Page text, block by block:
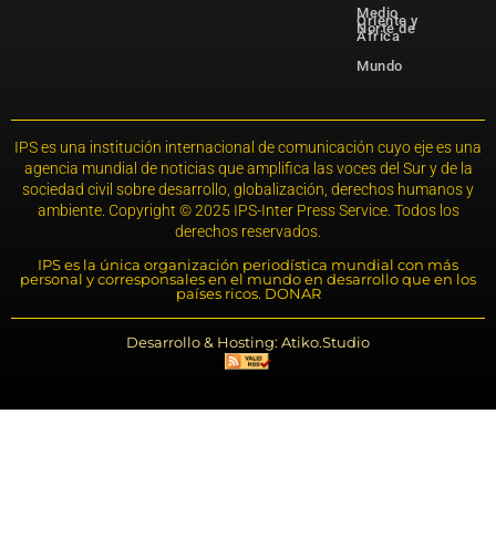
Medio
Oriente y
Norte de
África
Mundo
IPS es una institución internacional de comunicación cuyo eje es una
agencia mundial de noticias que amplifica las voces del Sur y de la
sociedad civil sobre desarrollo, globalización, derechos humanos y
ambiente. Copyright © 2025 IPS-Inter Press Service. Todos los
derechos reservados.
IPS es la única organización periodística mundial con más
personal y corresponsales en el mundo en desarrollo que en los
países ricos. DONAR
Desarrollo & Hosting: Atiko.Studio